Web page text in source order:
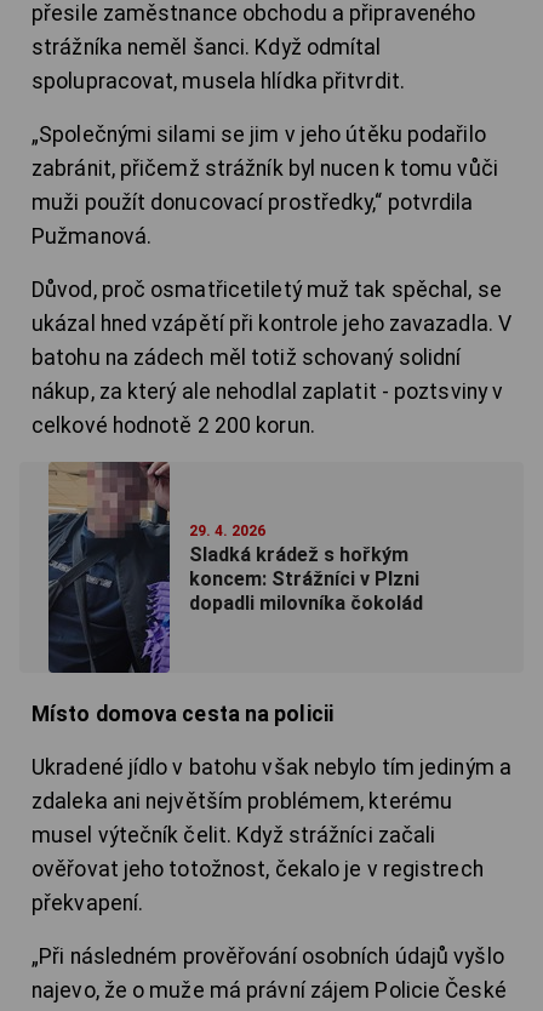
přesile zaměstnance obchodu a připraveného
strážníka neměl šanci. Když odmítal
spolupracovat, musela hlídka přitvrdit.
„Společnými silami se jim v jeho útěku podařilo
zabránit, přičemž strážník byl nucen k tomu vůči
muži použít donucovací prostředky,“ potvrdila
Pužmanová.
Důvod, proč osmatřicetiletý muž tak spěchal, se
ukázal hned vzápětí při kontrole jeho zavazadla. V
batohu na zádech měl totiž schovaný solidní
nákup, za který ale nehodlal zaplatit - poztsviny v
celkové hodnotě 2 200 korun.
29. 4. 2026
Sladká krádež s hořkým
koncem: Strážníci v Plzni
dopadli milovníka čokolád
Místo domova cesta na policii
Ukradené jídlo v batohu však nebylo tím jediným a
zdaleka ani největším problémem, kterému
musel výtečník čelit. Když strážníci začali
ověřovat jeho totožnost, čekalo je v registrech
překvapení.
„Při následném prověřování osobních údajů vyšlo
najevo, že o muže má právní zájem Policie České